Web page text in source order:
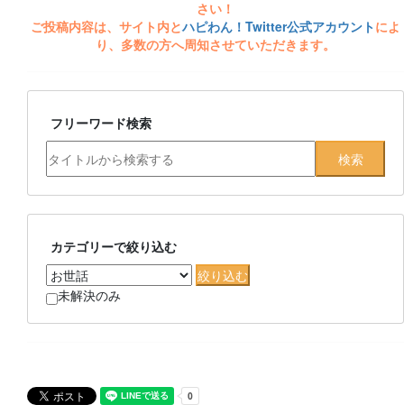
さい！
ご投稿内容は、サイト内とハピわん！Twitter公式アカウントによ
り、多数の方へ周知させていただきます。
フリーワード検索
カテゴリーで絞り込む
未解決のみ